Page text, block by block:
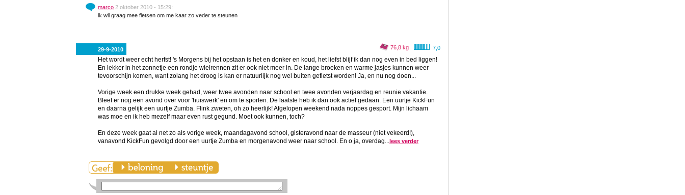
marco 2 oktober 2010 - 15:29:
ik wil graag mee fietsen om me kaar zo veder te steunen
29-9-2010 7,0
76,8 kg
Het wordt weer echt herfst! 's Morgens bij het opstaan is het en donker en koud, het liefst blijf ik dan nog even in bed liggen!
En lekker in het zonnetje een rondje wielrennen zit er ook niet meer in. De lange broeken en warme jasjes kunnen weer
tevoorschijn komen, want zolang het droog is kan er natuurlijk nog wel buiten gefietst worden! Ja, en nu nog doen...
Vorige week een drukke week gehad, weer twee avonden naar school en twee avonden verjaardag en reunie vakantie.
Bleef er nog een avond over voor 'huiswerk' en om te sporten. De laatste heb ik dan ook actief gedaan. Een uurtje KickFun
en daarna gelijk een uurtje Zumba. Flink zweten, oh zo heerlijk! Afgelopen weekend nada noppes gesport. Mijn lichaam
was moe en ik heb mezelf maar even rust gegund. Moet ook kunnen, toch?
En deze week gaat al net zo als vorige week, maandagavond school, gisteravond naar de masseur (niet vekeerd!),
vanavond KickFun gevolgd door een uurtje Zumba en morgenavond weer naar school. En o ja, overdag...lees verder